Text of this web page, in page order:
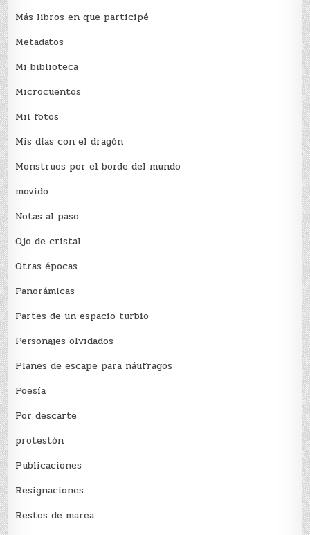
Más libros en que participé
Metadatos
Mi biblioteca
Microcuentos
Mil fotos
Mis días con el dragón
Monstruos por el borde del mundo
movido
Notas al paso
Ojo de cristal
Otras épocas
Panorámicas
Partes de un espacio turbio
Personajes olvidados
Planes de escape para náufragos
Poesía
Por descarte
protestón
Publicaciones
Resignaciones
Restos de marea